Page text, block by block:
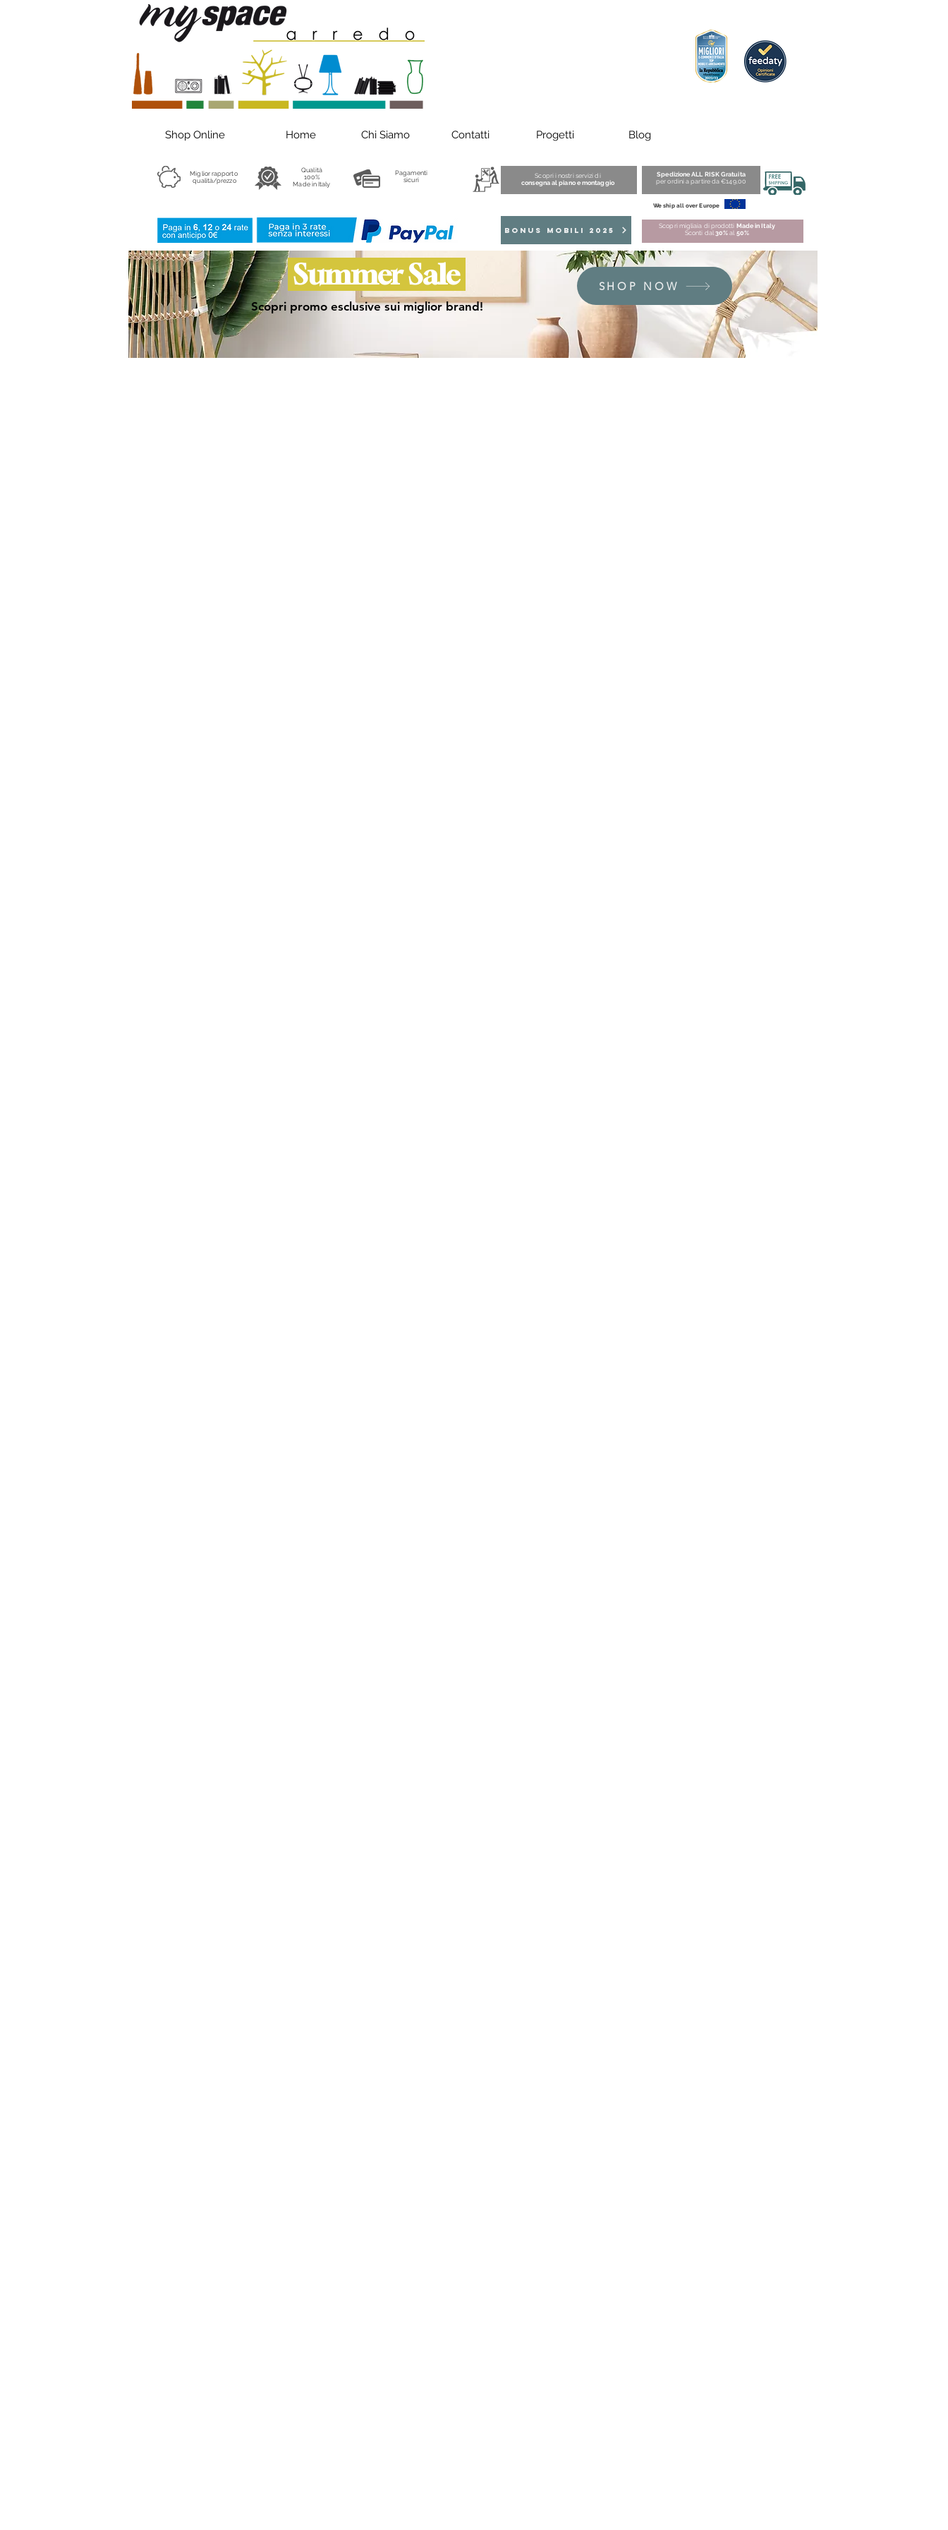
Shop Online Home Chi Siamo Contatti Progetti Blog
Miglior rapporto
qualità/prezzo
Qualità
100%
Made in Italy
Pagamenti
sicuri
Scopri i nostri servizi di
consegna al piano e montaggio
Spedizione ALL RISK Gratuita
per ordini a partire da €149,00
We ship all over Europe
BONUS MOBILI 2025 Scopri migliaia di prodotti Made in Italy
Sconti dal30% al 50%
Summer Sale
Scopri promo esclusive sui miglior brand!
SHOP NOW